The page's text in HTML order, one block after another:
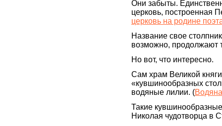
Они забыты.
церковь, построенная
церковь на родине
Название свое
возможно, продолжают
Но вот, что интересно.
Сам храм Великой
«кувшинообразных
водяные лилии. (
Такие
Николая чудотворца в